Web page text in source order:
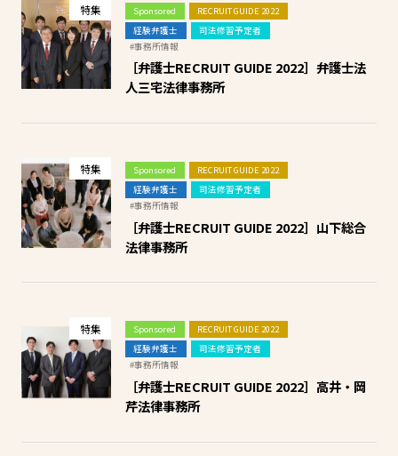
特集 Sponsored
RECRUIT GUIDE 2022
経験弁護士
司法修習予定者
#事務所情報
［弁護士RECRUIT GUIDE 2022］弁護士法
人三宅法律事務所
特集 Sponsored
RECRUIT GUIDE 2022
経験弁護士
司法修習予定者
#事務所情報
［弁護士RECRUIT GUIDE 2022］山下総合
法律事務所
特集 Sponsored
RECRUIT GUIDE 2022
経験弁護士
司法修習予定者
#事務所情報
［弁護士RECRUIT GUIDE 2022］高井・岡
芹法律事務所